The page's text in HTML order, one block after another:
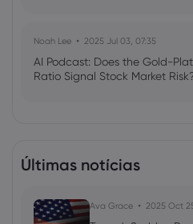
Noah Lee 2025 Jul 03, 07:35
AI Podcast: Does the Gold-
Ratio Signal Stock Market
Últimas notícias
Ava Grace 2025 Oct